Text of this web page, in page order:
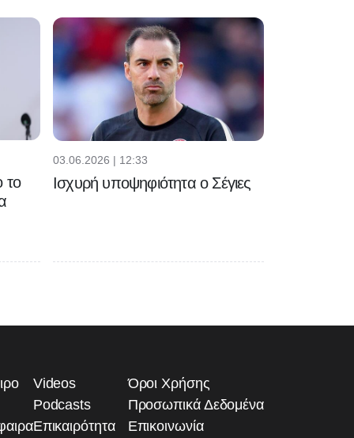
το
03.06.2026 | 12:33
Ισχυρή υποψηφιότητα ο Σέγιες
Videos
Podcasts
Επικαιρότητα
Όροι Χρήσης
Προσωπικά Δεδομένα
Επικοινωνία